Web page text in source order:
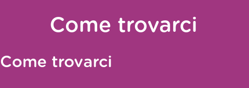
Come trovarci
Come trovarci